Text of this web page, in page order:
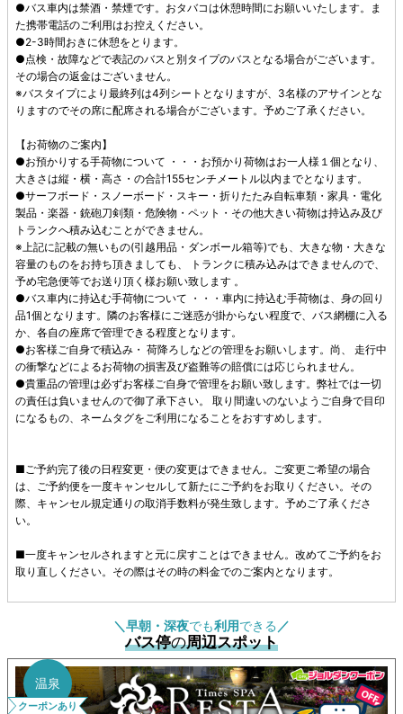
●バス車内は禁酒・禁煙です。おタバコは休憩時間にお願いいたします。ま
た携帯電話のご利用はお控えください。
●2-3時間おきに休憩をとります。
●点検・故障などで表記のバスと別タイプのバスとなる場合がございます。
その場合の返金はございません。
※バスタイプにより最終列は4列シートとなりますが、3名様のアサインとな
りますのでその席に配席される場合がございます。予めご了承ください。
【お荷物のご案内】
●お預かりする手荷物について ・・・お預かり荷物はお一人様１個となり、
大きさは縦・横・高さ・の合計155センチメートル以内までとなります。
●サーフボード・スノーボード・スキー・折りたたみ自転車類・家具・電化
製品・楽器・銃砲刀剣類・危険物・ペット・その他大きい荷物は持込み及び
トランクへ積み込むことができません。
※上記に記載の無いもの(引越用品・ダンボール箱等)でも、大きな物・大きな
容量のものをお持ち頂きましても、 トランクに積み込みはできませんので、
予め宅急便等でお送り頂く様お願い致します 。
●バス車内に持込む手荷物について ・・・車内に持込む手荷物は、身の回り
品1個となります。隣のお客様にご迷惑が掛からない程度で、バス網棚に入る
か、各自の座席で管理できる程度となります。
●お客様ご自身で積込み・ 荷降ろしなどの管理をお願いします。尚、 走行中
の衝撃などによるお荷物の損害及び盗難等の賠償には応じられません。
●貴重品の管理は必ずお客様ご自身で管理をお願い致します。弊社では一切
の責任は負いませんので御了承下さい。 取り間違いのないようご自身で目印
になるもの、ネームタグをご利用になることをおすすめします。
■ご予約完了後の日程変更・便の変更はできません。ご変更ご希望の場合
は、ご予約便を一度キャンセルして新たにご予約をお取りください。その
際、キャンセル規定通りの取消手数料が発生致します。予めご了承くださ
い。
■一度キャンセルされますと元に戻すことはできません。改めてご予約をお
取り直しください。その際はその時の料金でのご案内となります。
＼早朝・深夜でも利用できる ／
バス停の周辺スポット
温泉
クーポンあり